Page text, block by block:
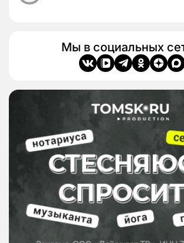
Мы в социальных